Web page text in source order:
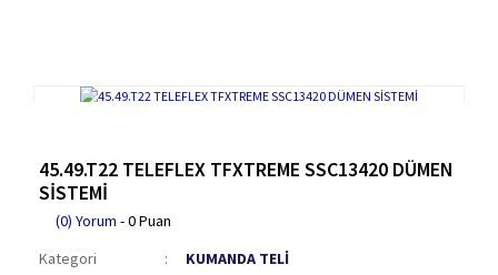
45.49.T22 TELEFLEX TFXTREME SSC13420 DÜMEN
SİSTEMİ
(0) Yorum - 0 Puan
Kategori
KUMANDA TELİ